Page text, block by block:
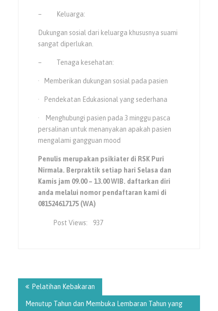
– Keluarga:
Dukungan sosial dari keluarga khususnya suami
sangat diperlukan.
– Tenaga kesehatan:
· Memberikan dukungan sosial pada pasien
· Pendekatan Edukasional yang sederhana
· Menghubungi pasien pada 3 minggu pasca
persalinan untuk menanyakan apakah pasien
mengalami gangguan mood
Penulis merupakan psikiater di RSK Puri
Nirmala. Berpraktik setiap hari Selasa dan
Kamis jam 09.00 – 13.00 WIB. daftarkan diri
anda melalui nomor pendaftaran kami di
081524617175 (WA)
Post Views: 937
posPelatihan Kebakaran
Menutup Tahun dan Membuka Lembaran Tahun yang